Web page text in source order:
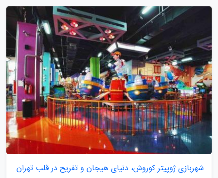
شهربازی ژوپیتر کوروش، دنیای هیجان و تفریح در قلب تهران